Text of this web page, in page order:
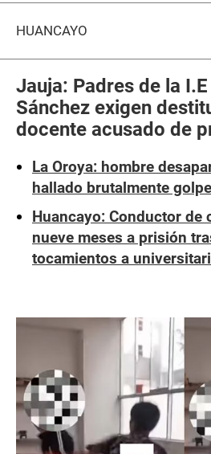
HUANCAYO
Jauja: Padres de la
Sánchez exigen
docente acusado de
La Oroya: hombre
hallado brutalmente
Huancayo: Conductor de
nueve meses a prisión
tocamientos a